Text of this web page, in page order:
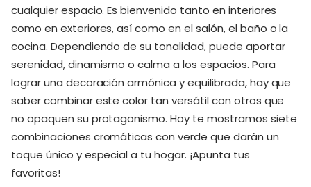
cualquier espacio. Es bienvenido tanto en interiores
como en exteriores, así como en el salón, el baño o la
cocina. Dependiendo de su tonalidad, puede aportar
serenidad, dinamismo o calma a los espacios. Para
lograr una decoración armónica y equilibrada, hay que
saber combinar este color tan versátil con otros que
no opaquen su protagonismo. Hoy te mostramos siete
combinaciones cromáticas con verde que darán un
toque único y especial a tu hogar. ¡Apunta tus
favoritas!